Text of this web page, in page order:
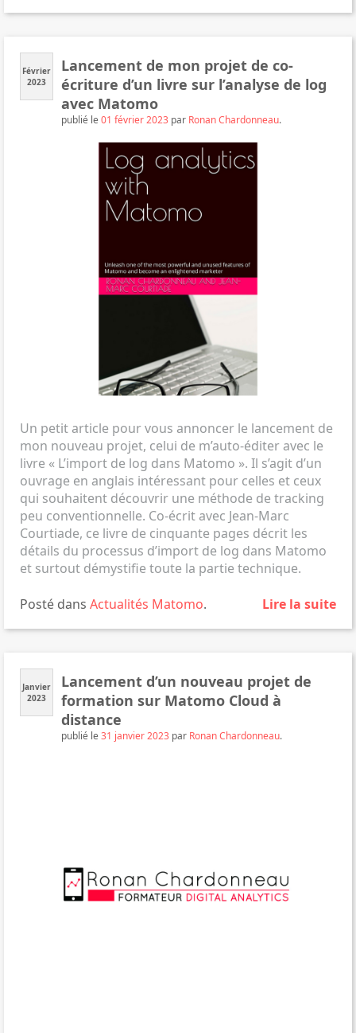
Février
2023
Lancement de mon projet de co-
écriture d’un livre sur l’analyse de log
avec Matomo
publié le01 février 2023 par Ronan Chardonneau.
Posté dans Actualités Matomo.
Un petit article pour vous annoncer le lancement de
mon nouveau projet, celui de m’auto-éditer avec le
livre « L’import de log dans Matomo ». Il s’agit d’un
ouvrage en anglais intéressant pour celles et ceux
qui souhaitent découvrir une méthode de tracking
peu conventionnelle. Co-écrit avec Jean-Marc
Courtiade, ce livre de cinquante pages décrit les
détails du processus d’import de log dans Matomo
et surtout démystifie toute la partie technique.
Lire la suite
Janvier
2023
Lancement d’un nouveau projet de
formation sur Matomo Cloud à
distance
publié le31 janvier 2023 par Ronan Chardonneau.